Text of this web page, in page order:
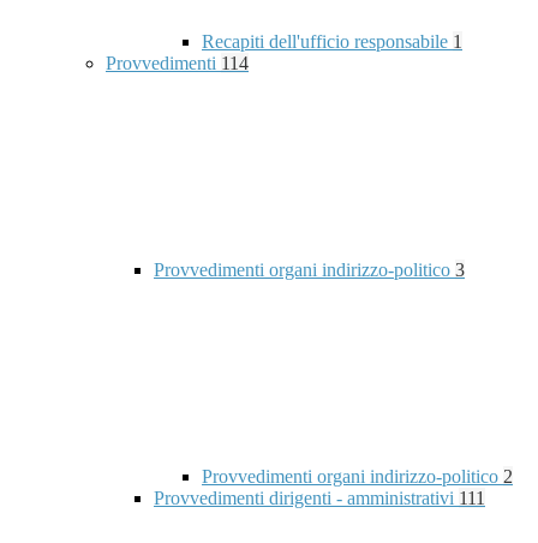
Recapiti dell'ufficio responsabile 1
Provvedimenti 114
Provvedimenti organi indirizzo-politico 3
Provvedimenti organi indirizzo-politico 2
Provvedimenti dirigenti - amministrativi 111